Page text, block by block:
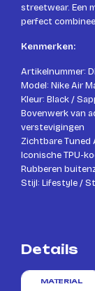
streetwear. Een
perfect
Kenmerken:
Artikelnummer:
Model: Nike Air
Kleur: Black /
Bovenwerk van
verstevigingen
Zichtbare Tuned
Iconische TPU-
Rubberen
Stijl: Lifestyle /
Details
MATERIAL